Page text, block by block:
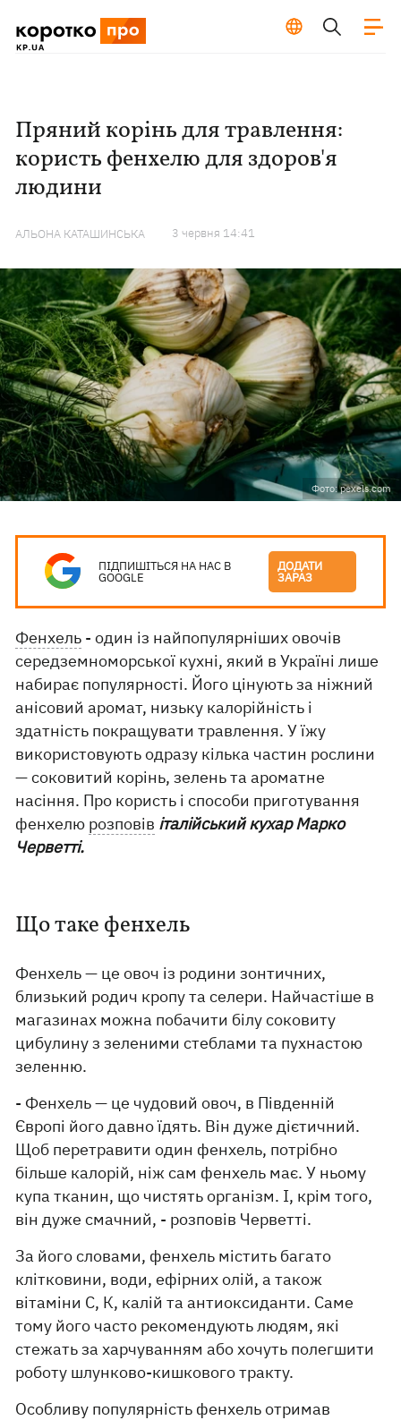
Пряний корінь для травлення:
користь фенхелю для здоров'я
людини
АЛЬОНА КАТАШИНСЬКА 3 червня 14:41
Фото: pexels.com
ПІДПИШІТЬСЯ НА НАС В
GOOGLE
ДОДАТИ
ЗАРАЗ
Фенхель - один із найпопулярніших овочів
середземноморської кухні, який в Україні лише
набирає популярності. Його цінують за ніжний
анісовий аромат, низьку калорійність і
здатність покращувати травлення. У їжу
використовують одразу кілька частин рослини
— соковитий корінь, зелень та ароматне
насіння. Про користь і способи приготування
фенхелю розповів італійський кухар Марко
Черветті.
Що таке фенхель
Фенхель — це овоч із родини зонтичних,
близький родич кропу та селери. Найчастіше в
магазинах можна побачити білу соковиту
цибулину з зеленими стеблами та пухнастою
зеленню.
- Фенхель — це чудовий овоч, в Південній
Європі його давно їдять. Він дуже дієтичний.
Щоб перетравити один фенхель, потрібно
більше калорій, ніж сам фенхель має. У ньому
купа тканин, що чистять організм. І, крім того,
він дуже смачний, - розповів Черветті.
За його словами, фенхель містить багато
клітковини, води, ефірних олій, а також
вітаміни С, К, калій та антиоксиданти. Саме
тому його часто рекомендують людям, які
стежать за харчуванням або хочуть полегшити
роботу шлунково-кишкового тракту.
Особливу популярність фенхель отримав